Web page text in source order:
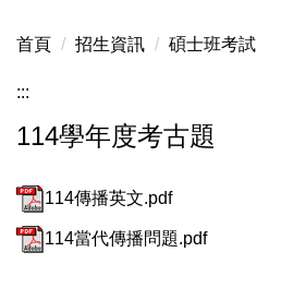
首頁 招生資訊 碩士班考試
:::
114學年度考古題
114傳播英文.pdf
114當代傳播問題.pdf